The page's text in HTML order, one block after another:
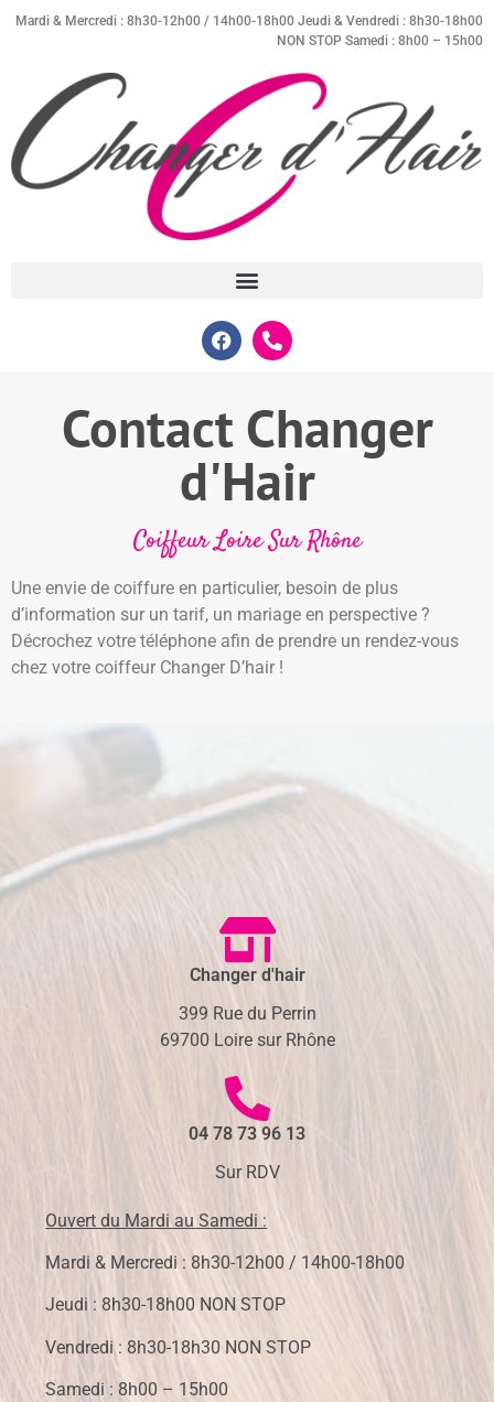
Mardi & Mercredi : 8h30-12h00 / 14h00-18h00 Jeudi & Vendredi : 8h30-18h00
NON STOP Samedi : 8h00 – 15h00
Contact Changer
d'Hair
Coiffeur Loire Sur Rhône
Une envie de coiffure en particulier, besoin de plus
d’information sur un tarif, un mariage en perspective ?
Décrochez votre téléphone afin de prendre un rendez-vous
chez votre coiffeur Changer D’hair !
Changer d'hair
399 Rue du Perrin
69700 Loire sur Rhône
04 78 73 96 13
Sur RDV
Ouvert du Mardi au Samedi :
Mardi & Mercredi : 8h30-12h00 / 14h00-18h00
Jeudi : 8h30-18h00 NON STOP
Vendredi : 8h30-18h30 NON STOP
Samedi : 8h00 – 15h00